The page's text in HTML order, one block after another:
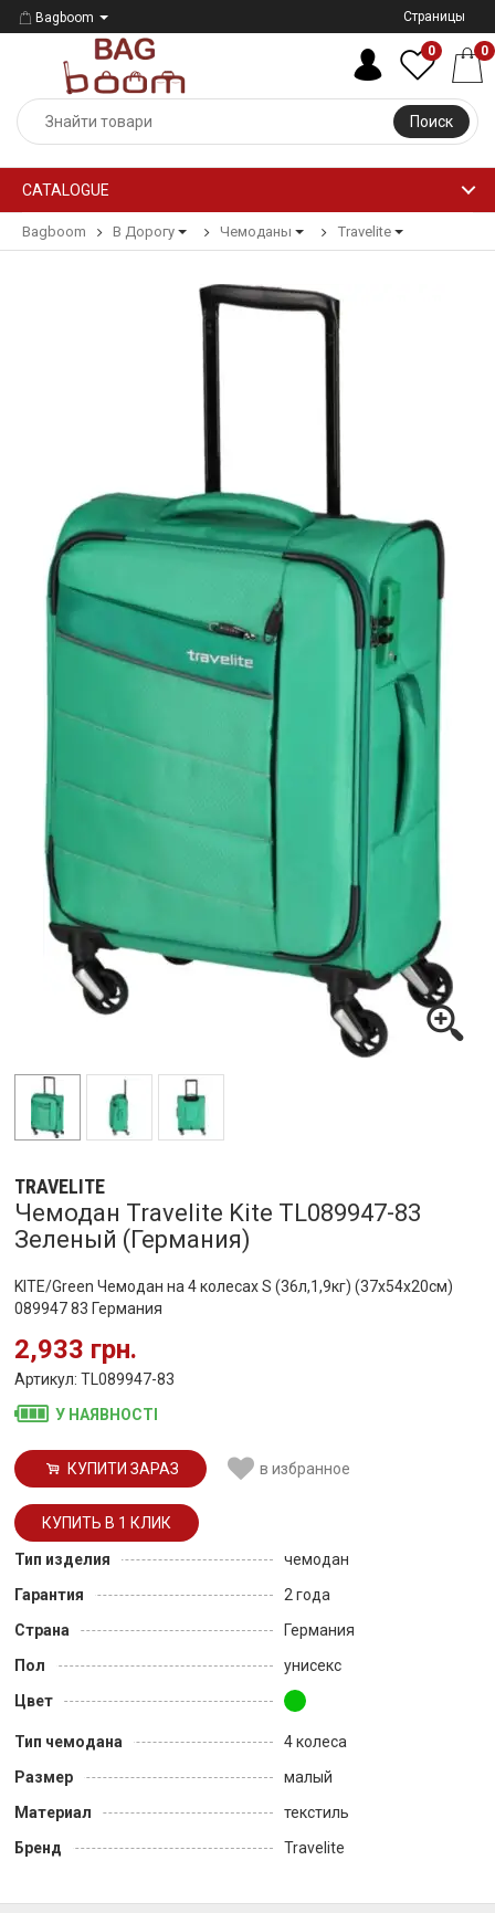
Bagboom Страницы
Поиск
0 0
CATALOGUE
Bagboom В Дорогу Чемоданы Travelite
TRAVELITE
Чемодан Travelite Kite TL089947-83
Зеленый (Германия)
KITE/Green Чемодан на 4 колесах S (36л,1,9кг) (37x54x20см)
089947 83 Германия
2,933 грн.
Артикул: TL089947-83
У НАЯВНОСТІ
КУПИТИ ЗАРАЗ в избранное
Тип изделия
чемодан
Гарантия
2 года
Страна
Германия
Пол
унисекс
Цвет
Тип чемодана
4 колеса
Размер
малый
Материал
текстиль
Бренд
Travelite